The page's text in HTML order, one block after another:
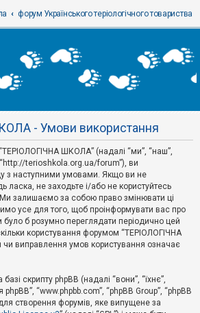
форум Українського теріологічного товариства
- Умови використання
ШКОЛА” (надалі “ми”, “наш”,
terioshkola.org.ua/forum”), ви
з наступними умовами. Якщо ви не
ласка, не заходьте і/або не користуйтесь
залишаємо за собою право змінювати ці
усе для того, щоб проінформувати вас про
було б розумно переглядати періодично цей
користування форумом “ТЕРІОЛОГІЧНА
виправлення умов користування означає
скрипту phpBB (надалі “вони”, “їхнє”,
“www.phpbb.com”, “phpBB Group”, “phpBB
створення форумів, яке випущене за